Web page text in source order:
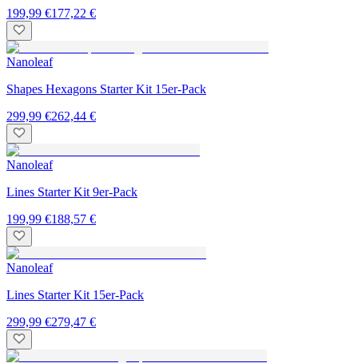
199,99 €177,22 €
Nanoleaf
Shapes Hexagons Starter Kit 15er-Pack
299,99 €262,44 €
Nanoleaf
Lines Starter Kit 9er-Pack
199,99 €188,57 €
Nanoleaf
Lines Starter Kit 15er-Pack
299,99 €279,47 €